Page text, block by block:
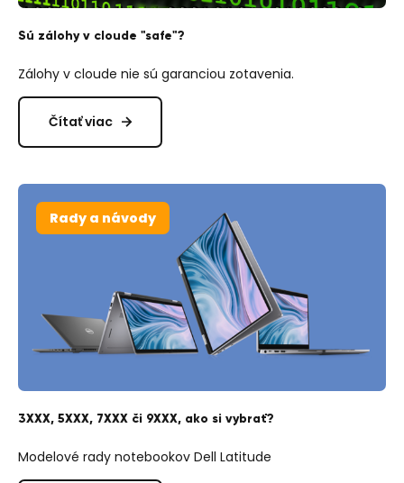
Sú zálohy v cloude "safe"?
Zálohy v cloude nie sú garanciou zotavenia.
Čítať viac
Rady a návody
3XXX, 5XXX, 7XXX či 9XXX, ako si vybrať?
Modelové rady notebookov Dell Latitude